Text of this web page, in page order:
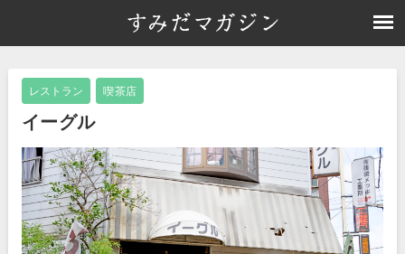
レストラン 喫茶店
イーグル